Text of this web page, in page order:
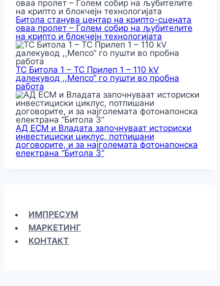
Битола станува центар на крипто-сцената
оваа пролет – Голем собир на љубителите
на крипто и блокчејн технологијата
ТС Битола 1 – ТС Прилеп 1 – 110 kV
далекувод ,,Мепсо“ го пушти во пробна
работа
АД ЕСМ и Владата започнуваат историски
инвестициски циклус, потпишани
договорите, и за најголемата фотонапонска
електрана “Битола 3“
ИМПРЕСУМ
МАРКЕТИНГ
КОНТАКТ